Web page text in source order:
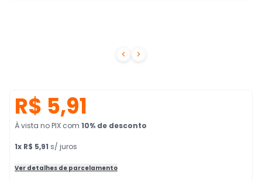
 
R$ 5,91
À vista no PIX com 10% de desconto
1x R$ 5,91 s/ juros
Ver detalhes de parcelamento